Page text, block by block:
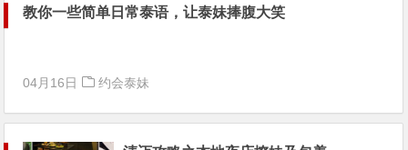
教你一些简单日常泰语，让泰妹捧腹大笑
04月16日 约会泰妹